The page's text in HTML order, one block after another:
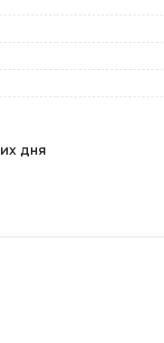
дня
17 6 139,7 30 106,1